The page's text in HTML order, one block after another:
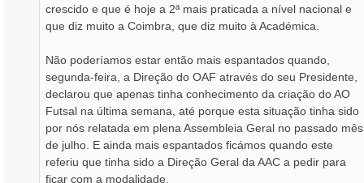
crescido e que é hoje a 2ª mais praticada a nível nacional e
que diz muito a Coimbra, que diz muito à Académica.
Não poderíamos estar então mais espantados quando,
segunda-feira, a Direção do OAF através do seu Presidente,
declarou que apenas tinha conhecimento da criação do AO
Futsal na última semana, até porque esta situação tinha sido
por nós relatada em plena Assembleia Geral no passado mês
de julho. E ainda mais espantados ficámos quando este
referiu que tinha sido a Direção Geral da AAC a pedir para
ficar com a modalidade.